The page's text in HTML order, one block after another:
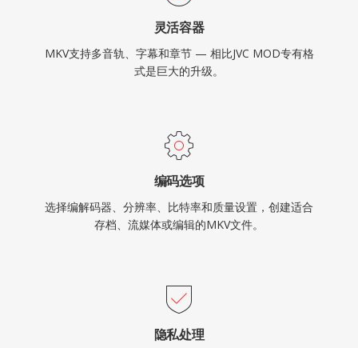
灵活容器
MKV支持多音轨、字幕和章节 — 相比JVC MOD专有格
式是巨大的升级。
编码选项
选择编解码器、分辨率、比特率和质量设置，创建适合
存档、流媒体或编辑的MKV文件。
隐私处理